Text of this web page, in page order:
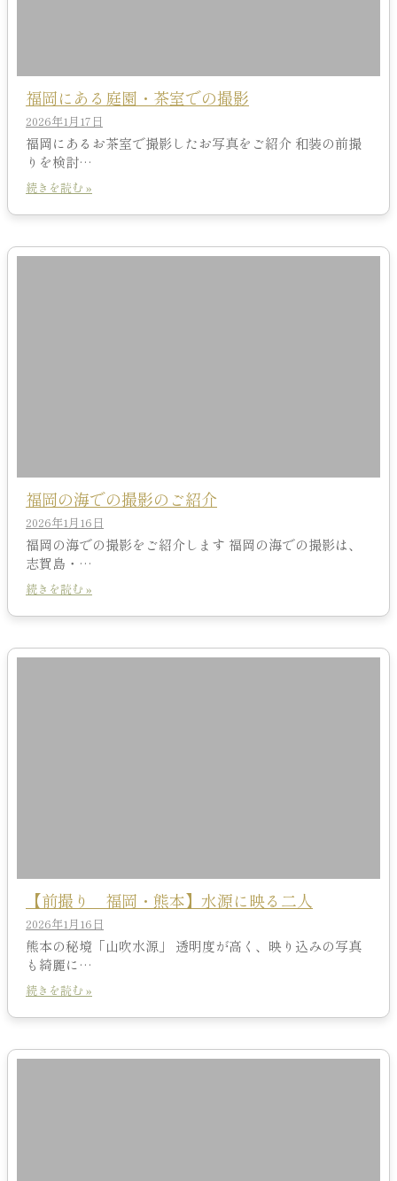
福岡にある庭園・茶室での撮影
2026年1月17日
福岡にあるお茶室で撮影したお写真をご紹介 和装の前撮
りを検討…
続きを読む »
福岡の海での撮影のご紹介
2026年1月16日
福岡の海での撮影をご紹介します 福岡の海での撮影は、
志賀島・…
続きを読む »
【前撮り 福岡・熊本】水源に映る二人
2026年1月16日
熊本の秘境「山吹水源」 透明度が高く、映り込みの写真
も綺麗に…
続きを読む »